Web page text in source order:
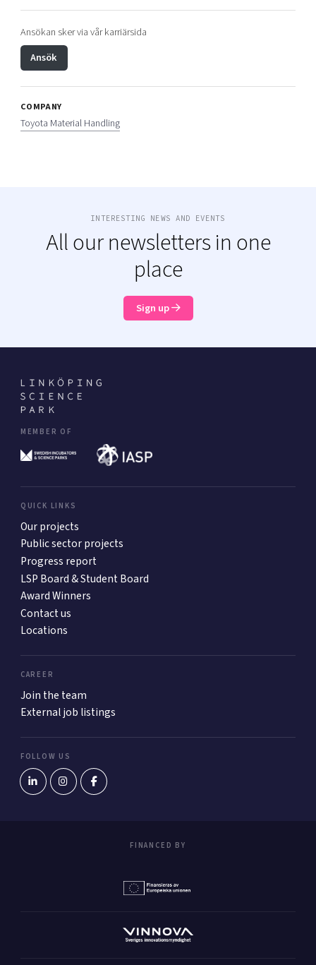
Ansökan sker via vår karriärsida
Ansök
COMPANY
Toyota Material Handling
INTERESTING NEWS AND EVENTS
All our newsletters in one
place
Sign up
MEMBER OF
QUICK LINKS
Our projects
Public sector projects
Progress report
LSP Board & Student Board
Award Winners
Contact us
Locations
CAREER
Join the team
External job listings
FOLLOW US
FINANCED BY